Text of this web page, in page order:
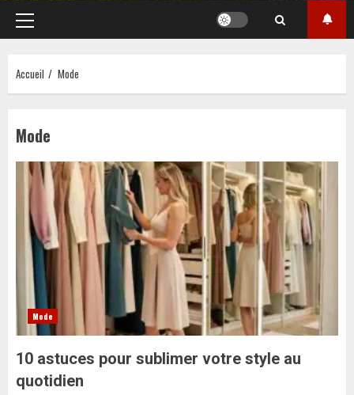
Menu
principal
Accueil Mode
Mode
Mode
10 astuces pour sublimer votre style au
quotidien